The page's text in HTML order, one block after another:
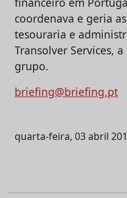
coordenava e geria
tesouraria e
Transolver Services,
grupo.
briefing@briefing.pt
quarta-feira, 03 abril